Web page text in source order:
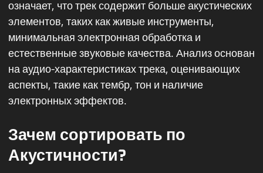
означает, что трек содержит больше акустических
элементов, таких как живые инструменты,
минимальная электронная обработка и
естественные звуковые качества. Анализ основан
на аудио-характеристиках трека, оценивающих
аспекты, такие как тембр, тон и наличие
электронных эффектов.
Зачем сортировать по
Акустичности?